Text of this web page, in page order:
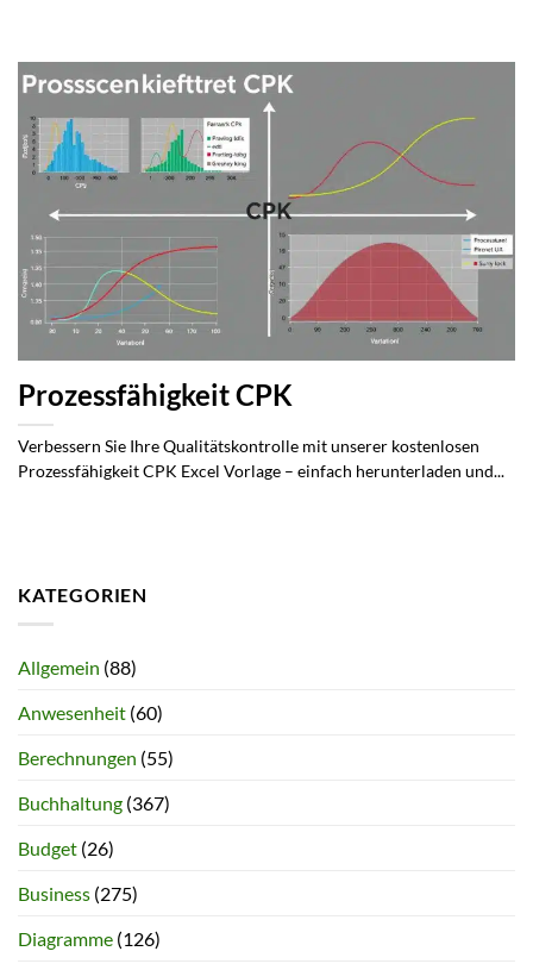
Prozessfähigkeit CPK
Verbessern Sie Ihre Qualitätskontrolle mit unserer kostenlosen
Prozessfähigkeit CPK Excel Vorlage – einfach herunterladen und...
KATEGORIEN
Allgemein (88)
Anwesenheit (60)
Berechnungen (55)
Buchhaltung (367)
Budget (26)
Business (275)
Diagramme (126)